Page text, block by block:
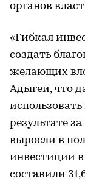
органов
«Гибкая
создать
желающих
Адыгеи, что
результате
выросли в
инвестиции
составили